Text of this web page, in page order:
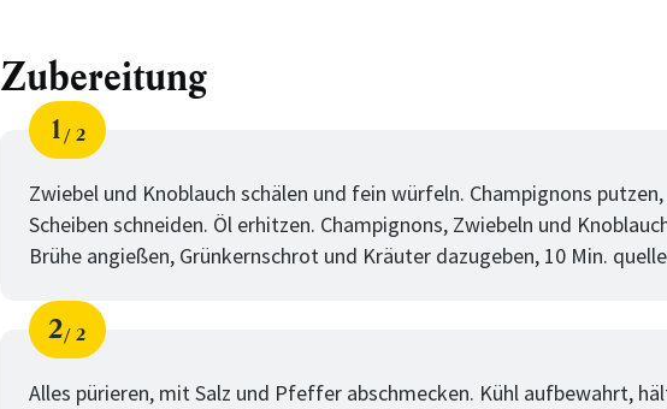
Zubereitung
Schritt
1
von
2
Zwiebel und Knoblauch schälen und fein würfeln. Champignons
Scheiben schneiden. Öl erhitzen. Champignons, Zwiebeln und
Brühe angießen, Grünkernschrot und Kräuter dazugeben, 10 Min.
Schritt
2
von
2
Alles pürieren, mit Salz und Pfeffer abschmecken. Kühl aufbewahrt,